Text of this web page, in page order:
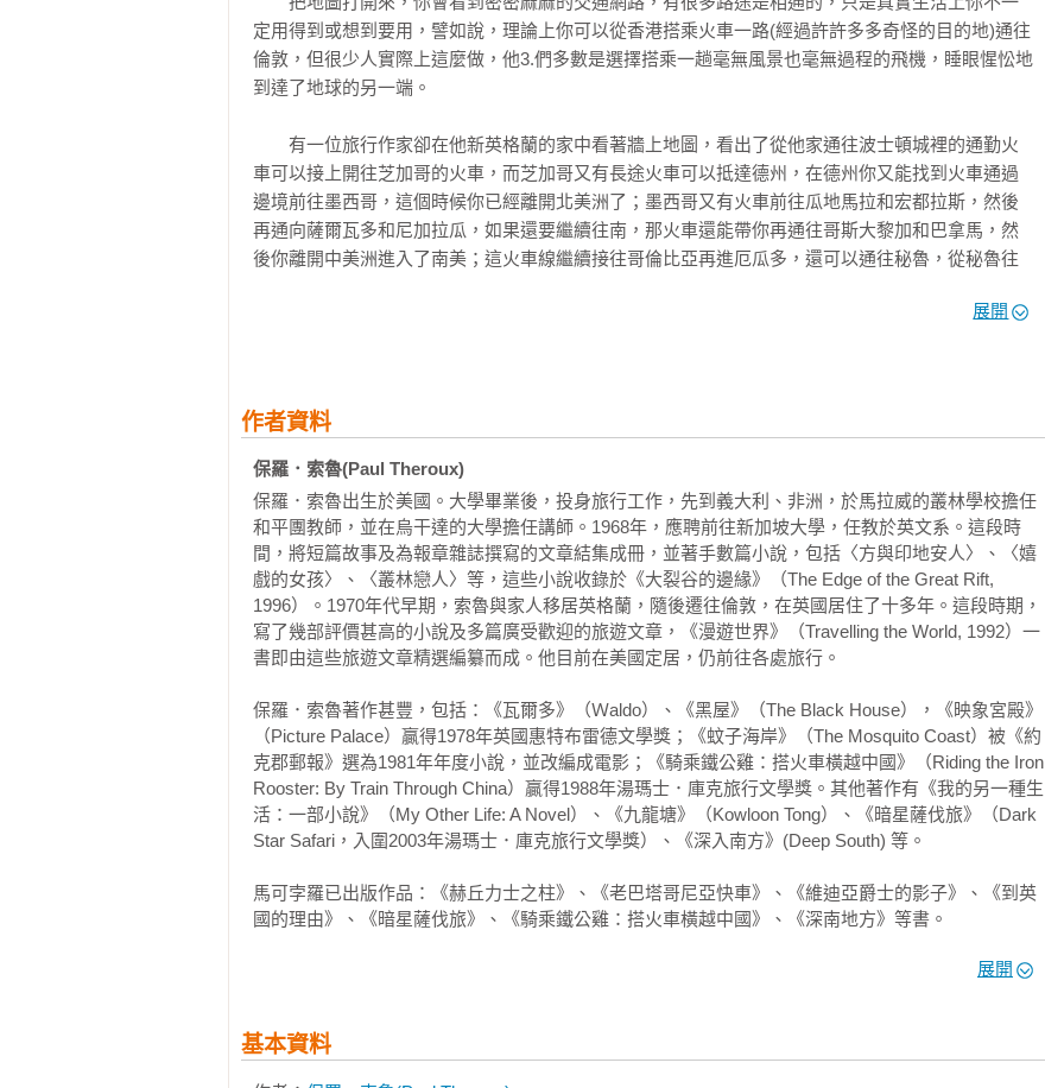
《赫丘力士之柱 》
導讀　地中海的小宇宙：我讀保．索魯的《赫丘力士之柱》∕詹宏志
第二章　往阿利坎特的「吾儕之海號」快車
第三章　搭「歐羅巴岬號」往馬荷卡島
第四章　乘「瓜達魯普聖母號」快車往巴塞隆納及其北境
第五章　乘「大南號」往尼斯
第六章　乘「美麗島號」往科西嘉島
第十一章　乘「利柏尼雅號」前往扎達爾
第十二章　乘「威尼斯號」往阿爾巴尼亞
第十三章　乘「海上精神號」往伊斯坦堡
第十四章　乘「白海號」遊過黎凡特
第十五章　七點二十分快車前往拉塔基亞
第十六章　乘「海諧號」往希臘
第十七章　乘「勞德三世號」往克肯納群島
第十八章　乘「海峽號」抵達摩洛哥
定用得到或想到要用，譬如說，理論上你可以從香港搭乘火車一路(經過許許多多奇怪的目的地)通往
倫敦，但很少人實際上這麼做，他3.們多數是選擇搭乘一趟毫無風景也毫無過程的飛機，睡眼惺忪地
到達了地球的另一端。
有一位旅行作家卻在他新英格蘭的家中看著牆上地圖，看出了從他家通往波士頓城裡的通勤火
車可以接上開往芝加哥的火車，而芝加哥又有長途火車可以抵達德州，在德州你又能找到火車通過
邊境前往墨西哥，這個時候你已經離開北美洲了；墨西哥又有火車前往瓜地馬拉和宏都拉斯，然後
再通向薩爾瓦多和尼加拉瓜，如果還要繼續往南，那火車還能帶你再通往哥斯大黎加和巴拿馬，然
後你離開中美洲進入了南美；這火車線繼續接往哥倫比亞再進厄瓜多，還可以通往秘魯，從秘魯往
打開地圖用放大鏡仔細看，的確有一條代表鐵路的彎曲綿延細線，讓你可以從波士頓一路搭乘
火車，直到這「什麼都沒有」的阿根廷南部高地，穿過十三個國家和無數個城鎮，穿過一萬公里和
問題是，你會瘋狂到想要這樣做嗎？
有一位旅行作家確實想到這麼做，也真的做了。否則我們將如何有今天這本奇書可茲閱讀討
論？
保羅．索魯(Paul Theroux,1941- )是當今文壇一位特立獨行的作家，寫小說與旅行文學，兩者都
影，描寫的就是一位美國作家棄絕文明，攜家帶眷前往南美洲宏都拉斯，想在叢林蠻荒建造理想家
園的故事。《蚊子海岸》的故事描寫的不是浪漫詩意，而是大自然的殘酷，滿懷理想的作家真正面
對的是人類孤獨自賴的艱難，甚至連累他的親人紛紛受難；這是一個自我發現與理想幻滅的故事，
可說是另種角度的《黑暗之心》(Heart of Darkness, 1899)，也因此他的作品常常被拿來和康拉德
(Joseph Conrad, 1857-1926)作比較。
保羅．索魯自己則是另一個瘋狂的旅行者，在他另一部有意思的旅行作品《大洋洲的快樂島
嶼》(The Happy Isles of Oceania, 1992)中，他本來只是要應邀到紐西蘭作一個幾天的新書宣傳，但
索魯的旅行作品常常發人深省，但不一定是來自旅程中的觀察；事實上他對旅行過程中的地方
與人物的觀察有時尖銳得令人不快。有一次我甚至看到一篇書評說：「如果他這麼不喜歡他在路上
展開
作者資料
保羅．索魯(Paul Theroux)
保羅．索魯出生於美國。大學畢業後，投身旅行工作，先到義大利、非洲，於馬拉威的叢林學校擔任
和平團教師，並在烏干達的大學擔任講師。1968年，應聘前往新加坡大學，任教於英文系。這段時
間，將短篇故事及為報章雜誌撰寫的文章結集成冊，並著手數篇小說，包括〈方與印地安人〉、〈嬉
戲的女孩〉、〈叢林戀人〉等，這些小說收錄於《大裂谷的邊緣》（The Edge of the Great Rift,
1996）。1970年代早期，索魯與家人移居英格蘭，隨後遷往倫敦，在英國居住了十多年。這段時期，
寫了幾部評價甚高的小說及多篇廣受歡迎的旅遊文章，《漫遊世界》（Travelling the World, 1992）一
書即由這些旅遊文章精選編纂而成。他目前在美國定居，仍前往各處旅行。
保羅．索魯著作甚豐，包括：《瓦爾多》（Ｗaldo）、《黑屋》（The Black House），《映象宮殿》
（Picture Palace）贏得1978年英國惠特布雷德文學獎；《蚊子海岸》（The Mosquito Coast）被《約
克郡郵報》選為1981年年度小說，並改編成電影；《騎乘鐵公雞：搭火車橫越中國》（Riding the Iron
Rooster: By Train Through China）贏得1988年湯瑪士．庫克旅行文學獎。其他著作有《我的另一種生
活：一部小說》（My Other Life: A Novel）、《九龍塘》（Kowloon Tong）、《暗星薩伐旅》（Dark
Star Safari，入圍2003年湯瑪士．庫克旅行文學獎）、《深入南方》(Deep South) 等。
馬可孛羅已出版作品：《赫丘力士之柱》、《老巴塔哥尼亞快車》、《維迪亞爵士的影子》、《到英
國的理由》、《暗星薩伐旅》、《騎乘鐵公雞：搭火車橫越中國》、《深南地方》等書。
相關著作：《暗星薩伐旅(2021年新版)：從開羅到開普敦，非洲大陸的晃遊報告》《到英國的理由
展開
基本資料